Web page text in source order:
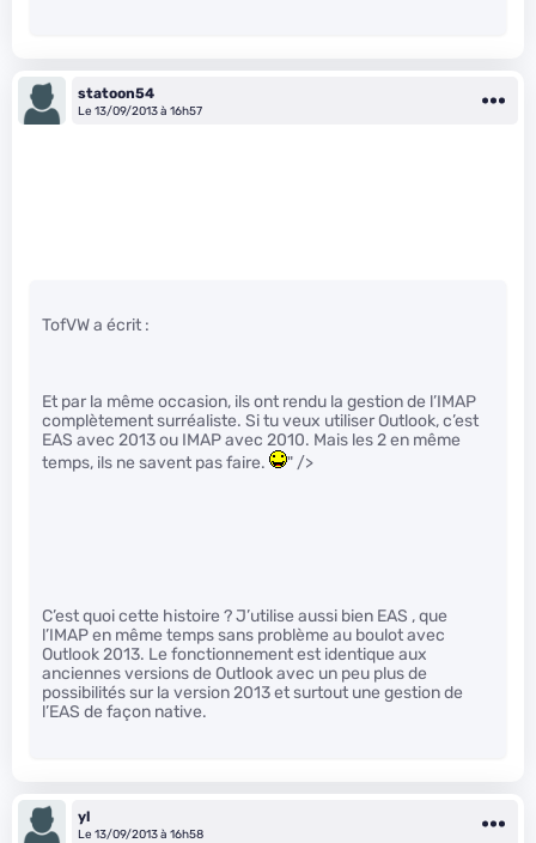
statoon54
Le 13/09/2013 à 16h57
TofVW a écrit :
Et par la même occasion, ils ont rendu la gestion de l’IMAP
complètement surréaliste. Si tu veux utiliser Outlook, c’est
EAS avec 2013 ou IMAP avec 2010. Mais les 2 en même
temps, ils ne savent pas faire.
" />
C’est quoi cette histoire ? J’utilise aussi bien EAS , que
l’IMAP en même temps sans problème au boulot avec
Outlook 2013. Le fonctionnement est identique aux
anciennes versions de Outlook avec un peu plus de
possibilités sur la version 2013 et surtout une gestion de
l’EAS de façon native.
yl
Le 13/09/2013 à 16h58